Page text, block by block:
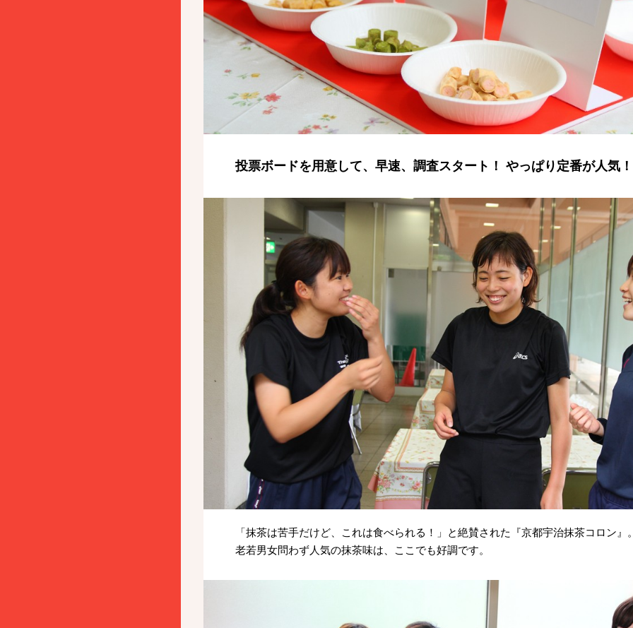
投票ボードを用意して、早速、調査スタート！ やっぱり定番が人気
「抹茶は苦手だけど、これは食べられる！」と絶賛された『京都宇治抹茶コロン』
老若男女問わず人気の抹茶味は、ここでも好調です。